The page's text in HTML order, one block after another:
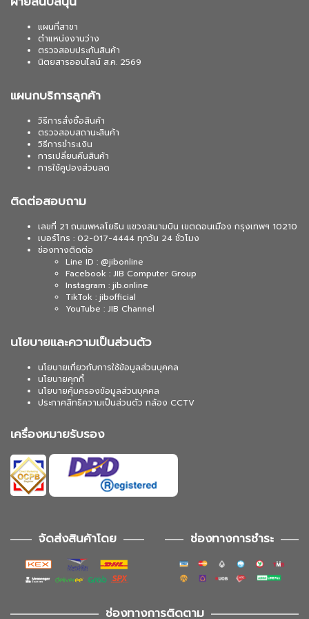
แผนที่สาขา
ตำแหน่งงานว่าง
ตรวจสอบประกันสินค้า
นิตยสารออนไลน์ ส.ค. 2569
แผนกบริการลูกค้า
วิธีการสั่งซื้อสินค้า
ตรวจสอบสถานะสินค้า
วิธีการชำระเงิน
การเปลี่ยนคืนสินค้า
การใช้คูปองส่วนลด
ติดต่อสอบถาม
เลขที่ 21 ถนนพหลโยธิน แขวงสนามบิน เขตดอนเมือง กรุงเทพฯ 10210
เบอร์โทร : 02-017-4444 ทุกวัน 24 ชั่วโมง
ช่องทางติดต่อ
Line ID : @jibonline
Facebook : JIB Computer Group
Instagram : jib.online
TikTok : jibofficial
YouTube : JIB Channel
นโยบายและความเป็นส่วนตัว
นโยบายเกี่ยวกับการใช้ข้อมูลส่วนบุคคล
นโยบายคุกกี้
นโยบายคุ้มครองข้อมูลส่วนบุคคล
ประกาศสิทธิความเป็นส่วนตัว กล้อง CCTV
เครื่องหมายรับรอง
จัดส่งสินค้าโดย ช่องทางการชำระ
ช่องทางการติดตาม